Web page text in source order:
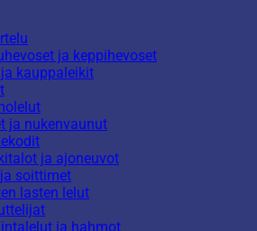
ja keppihevoset
kauppaleikit
ja nukenvaunut
ja ajoneuvot
soittimet
lasten lelut
ja hahmot